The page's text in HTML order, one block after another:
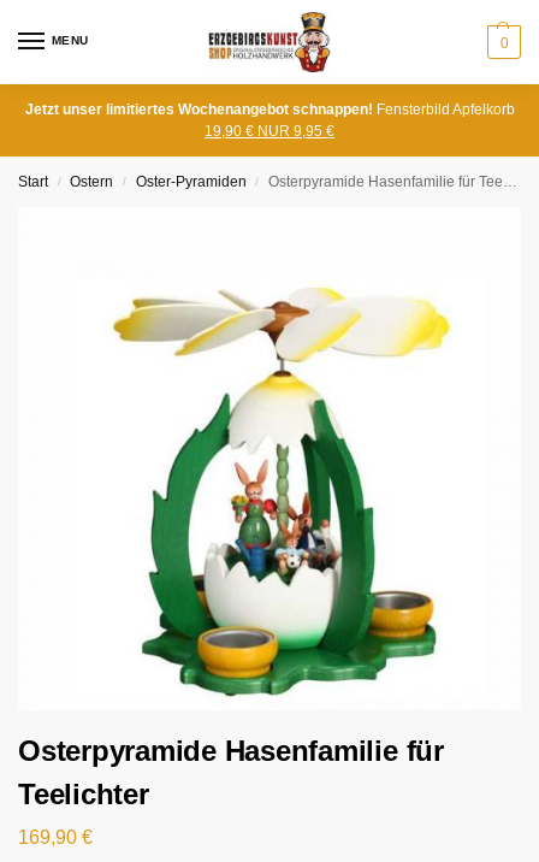
MENU 0
Jetzt unser limitiertes Wochenangebot schnappen! Fensterbild Apfelkorb
19,90 € NUR 9,95 €
Start / Ostern / Oster-Pyramiden / Osterpyramide Hasenfamilie für Teelichter
Osterpyramide Hasenfamilie für
Teelichter
169,90 €